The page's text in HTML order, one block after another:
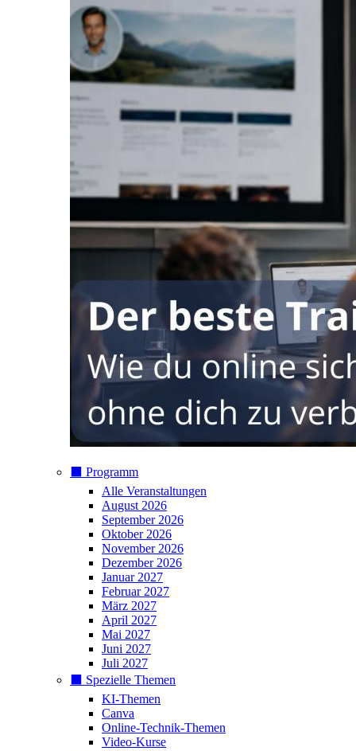
⬛️ Programm
Alle Veranstaltungen
August 2026
September 2026
Oktober 2026
November 2026
Dezember 2026
Januar 2027
Februar 2027
März 2027
April 2027
Mai 2027
Juni 2027
Juli 2027
⬛️ Spezielle Themen
KI-Themen
Canva
Online-Technik-Themen
Video-Kurse